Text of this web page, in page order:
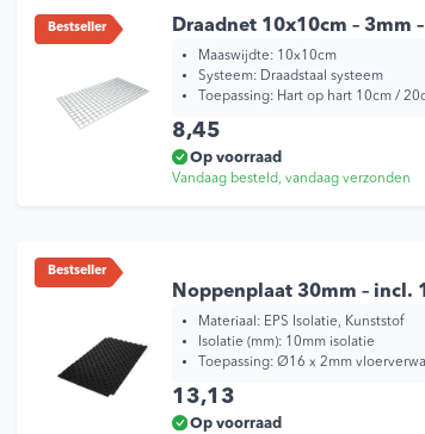
Bestseller Draadnet 10x10cm – 3mm
Maaswijdte: 10x10cm
Systeem: Draadstaal systeem
Toepassing: Hart op hart 10cm /
8,45
Op voorraad
Vandaag besteld, vandaag verzonden
Bestseller
Noppenplaat 30mm – incl.
Materiaal: EPS Isolatie, Kunststof
Isolatie (mm): 10mm isolatie
Toepassing: Ø16 x 2mm
13,13
Op voorraad